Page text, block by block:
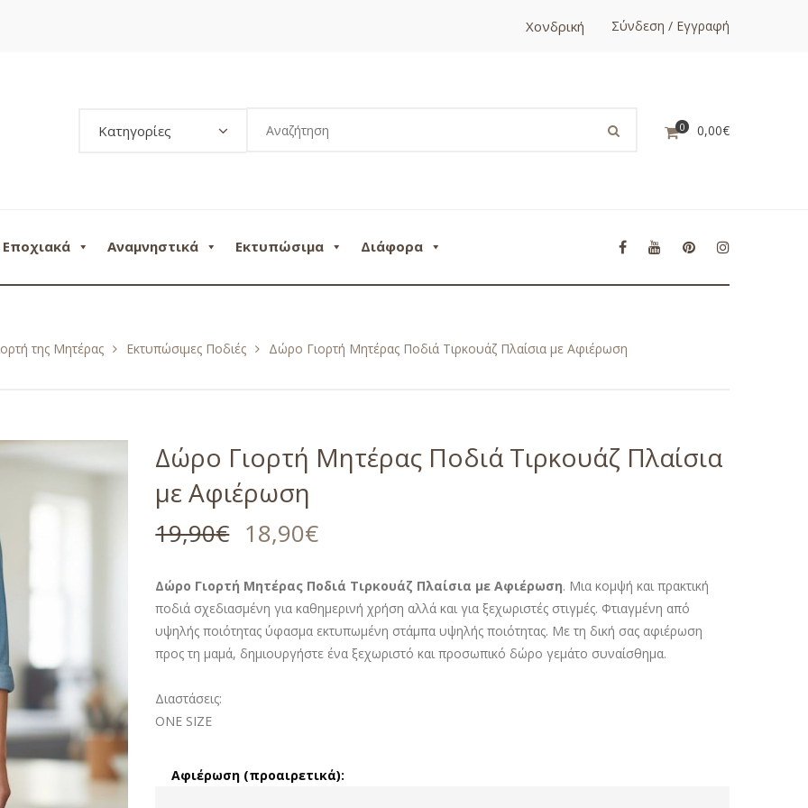
Χονδρική Σύνδεση / Εγγραφή
Κατηγορίες 0 0,00€
Εποχιακά Αναμνηστικά Εκτυπώσιμα Διάφορα
της Μητέρας Εκτυπώσιμες Ποδιές Δώρο Γιορτή Μητέρας Ποδιά Τιρκουάζ Πλαίσια με Αφιέρωση
Δώρο Γιορτή Μητέρας Ποδιά Τιρκουάζ Πλαίσια
με Αφιέρωση
19,90€ 18,90€
Δώρο Γιορτή Μητέρας Ποδιά Τιρκουάζ Πλαίσια με Αφιέρωση. Μια κομψή και πρακτική
ποδιά σχεδιασμένη για καθημερινή χρήση αλλά και για ξεχωριστές στιγμές. Φτιαγμένη από
υψηλής ποιότητας ύφασμα εκτυπωμένη στάμπα υψηλής ποιότητας. Με τη δική σας αφιέρωση
προς τη μαμά, δημιουργήστε ένα ξεχωριστό και προσωπικό δώρο γεμάτο συναίσθημα.
Διαστάσεις:
ONE SIZE
Αφιέρωση (προαιρετικά):